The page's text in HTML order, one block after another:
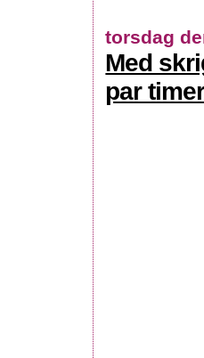
torsdag
Med
par